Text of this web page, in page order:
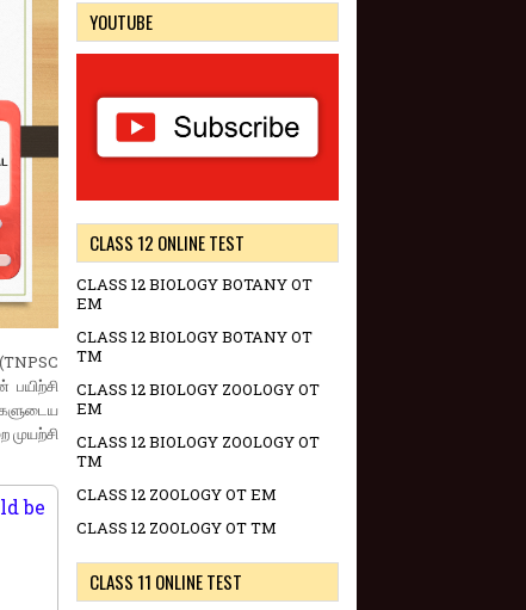
be
YOUTUBE
CLASS 12 ONLINE TEST
CLASS 12 BIOLOGY BOTANY OT
EM
CLASS 12 BIOLOGY BOTANY OT
TM
CLASS 12 BIOLOGY ZOOLOGY OT
EM
CLASS 12 BIOLOGY ZOOLOGY OT
TM
CLASS 12 ZOOLOGY OT EM
CLASS 12 ZOOLOGY OT TM
CLASS 11 ONLINE TEST